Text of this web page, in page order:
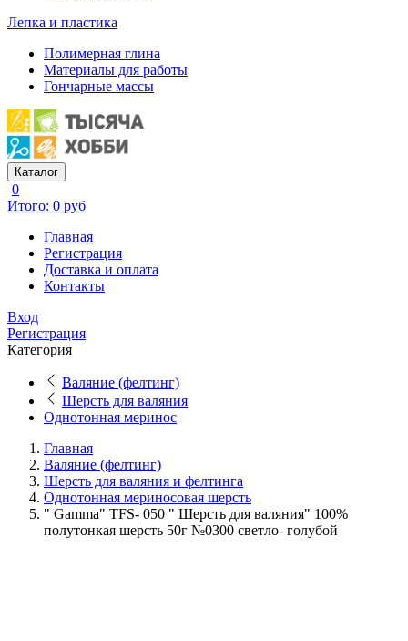
Лепка и пластика
Полимерная глина
Материалы для работы
Гончарные массы
Каталог
0
Итого: 0 руб
Главная
Регистрация
Доставка и оплата
Контакты
Вход
Регистрация
Категория
Валяние (фелтинг)
Шерсть для валяния
Однотонная меринос
Главная
Валяние (фелтинг)
Шерсть для валяния и фелтинга
Однотонная мериносовая шерсть
" Gamma" TFS- 050 " Шерсть для валяния" 100%
полутонкая шерсть 50г №0300 светло- голубой